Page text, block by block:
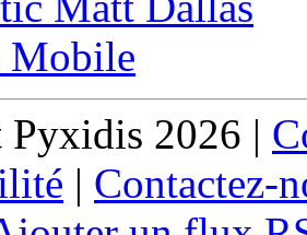
Mobile
2026 |
| Contactez-